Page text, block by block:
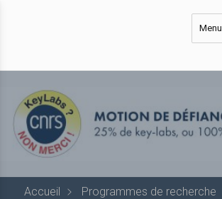
Menu
Accueil
Programmes de recherche